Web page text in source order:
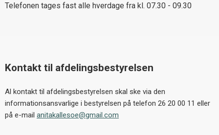
Telefonen tages fast alle hverdage fra kl. 07.30 - 09.30
Kontakt til afdelingsbestyrelsen
Al kontakt til afdelingsbestyrelsen skal ske via den
informationsansvarlige i bestyrelsen på telefon 26 20 00 11 eller
på e-mail anitakallesoe@gmail.com